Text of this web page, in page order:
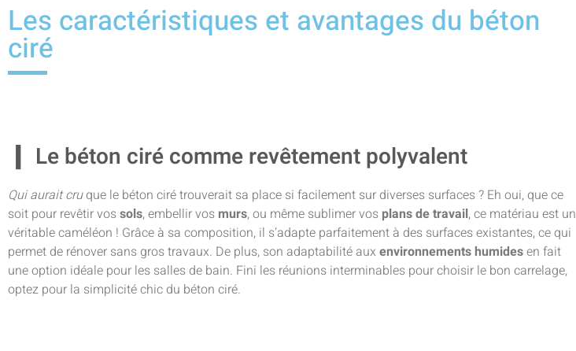
Les caractéristiques et avantages du béton
ciré
Le béton ciré comme revêtement polyvalent
Qui aurait cruque le béton ciré trouverait sa place si facilement sur diverses surfaces ? Eh oui, que ce
soit pour revêtir vossols, embellir vos murs, ou même sublimer vos plans de travail, ce matériau est un
véritable caméléon ! Grâce à sa composition, il s’adapte parfaitement à des surfaces existantes, ce qui
permet de rénover sans gros travaux. De plus, son adaptabilité aux environnements humidesen fait
une option idéale pour les salles de bain. Fini les réunions interminables pour choisir le bon carrelage,
optez pour la simplicité chic du béton ciré.